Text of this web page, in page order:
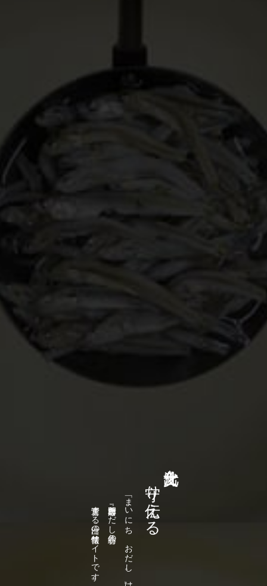
出汁文化を
守り伝える
「まいにち、おだし。」は
出汁専門店『おだし香紡』の
運営する出汁の情報サイトです。